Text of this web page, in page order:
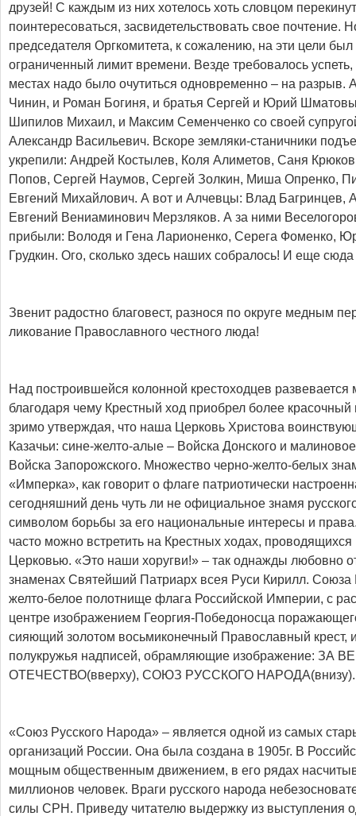
друзей! С каждым из них хотелось хоть словцом
поинтересоваться, засвидетельствовать свое почтение.
председателя Оргкомитета, к сожалению, на эти цели
ограниченный лимит времени. Везде требовалось успеть,
местах надо было очутиться одновременно – на разрыв.
Чинин, и Роман Богиня, и братья Сергей и Юрий
Шипилов Михаил, и Максим Семенченко со своей
Александр Васильевич. Вскоре земляки-станичники
укрепили: Андрей Костылев, Коля Алиметов, Саня
Попов, Сергей Наумов, Сергей Золкин, Миша Опренко,
Евгений Михайлович. А вот и Алчевцы: Влад Багринцев,
Евгений Вениаминович Мерзляков. А за ними
прибыли: Володя и Гена Ларионенко, Серега Фоменко,
Грудкин. Ого, сколько здесь наших собралось! И еще
Звенит радостно благовест, разнося по округе медным
ликование Православного честного люда!
Над построившейся колонной крестоходцев
благодаря чему Крестный ход приобрел более
зримо утверждая, что наша Церковь Христова
Казачьи: сине-желто-алые – Войска Донского и
Войска Запорожского. Множество черно-желто-белых
«Имперка», как говорит о флаге патриотически
сегодняшний день чуть ли не официальное знамя
символом борьбы за его национальные интересы и
часто можно встретить на Крестных ходах,
Церковью. «Это наши хоругви!» – так однажды любовно
знаменах Cвятейший Патриарх всея Руси Кирилл. Союза
желто-белое полотнище флага Российской Империи, с
центре изображением Георгия-Победоносца
сияющий золотом восьмиконечный Православный крест,
полукружья надписей, обрамляющие изображение: ЗА
ОТЕЧЕСТВО(вверху), СОЮЗ РУССКОГО НАРОДА(внизу).
«Союз Русского Народа» – является одной из самых
организаций России. Она была создана в 1905г. В
мощным общественным движением, в его рядах
миллионов человек. Враги русского народа
силы СРН. Приведу читателю выдержку из выступления